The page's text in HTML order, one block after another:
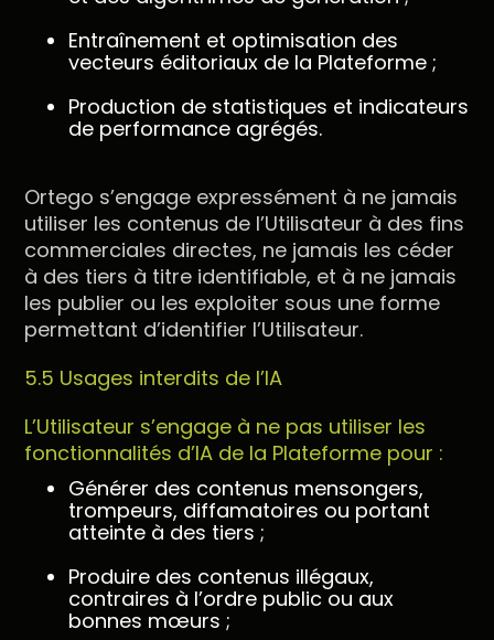
Entraînement et optimisation des
vecteurs éditoriaux de la Plateforme ;
Production de statistiques et indicateurs
de performance agrégés.
Ortego s’engage expressément à ne jamais
utiliser les contenus de l’Utilisateur à des fins
commerciales directes, ne jamais les céder
à des tiers à titre identifiable, et à ne jamais
les publier ou les exploiter sous une forme
permettant d’identifier l’Utilisateur.
5.5 Usages interdits de l’IA
L’Utilisateur s’engage à ne pas utiliser les
fonctionnalités d’IA de la Plateforme pour :
Générer des contenus mensongers,
trompeurs, diffamatoires ou portant
atteinte à des tiers ;
Produire des contenus illégaux,
contraires à l’ordre public ou aux
bonnes mœurs ;